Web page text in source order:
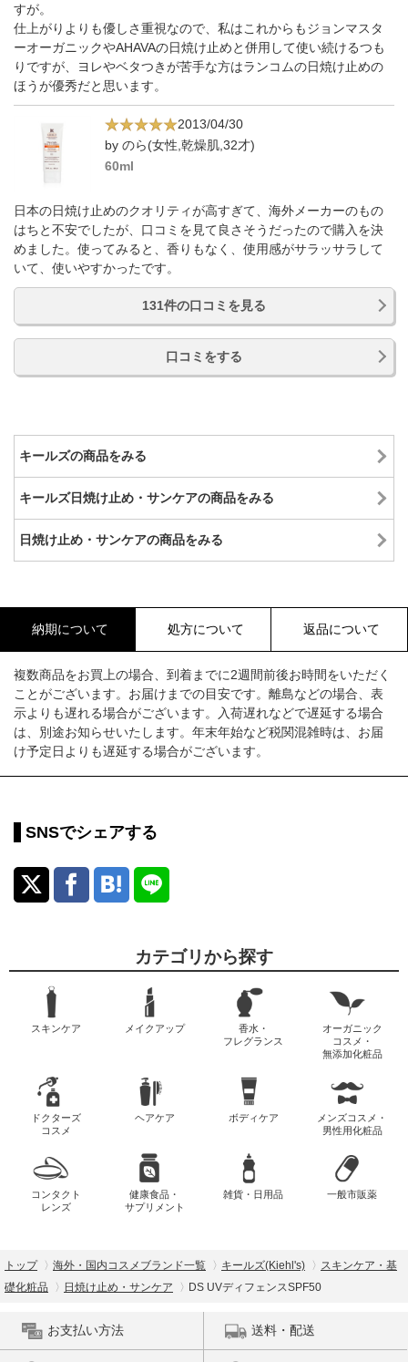
すが。
仕上がりよりも優しさ重視なので、私はこれからもジョンマスタ
ーオーガニックやAHAVAの日焼け止めと併用して使い続けるつも
りですが、ヨレやベタつきが苦手な方はランコムの日焼け止めの
ほうが優秀だと思います。
2013/04/30
by のら(女性,乾燥肌,32才)
60ml
日本の日焼け止めのクオリティが高すぎて、海外メーカーのもの
はちと不安でしたが、口コミを見て良さそうだったので購入を決
めました。使ってみると、香りもなく、使用感がサラッサラして
いて、使いやすかったです。
131件の口コミを見る
口コミをする
キールズの商品をみる
キールズ日焼け止め・サンケアの商品をみる
日焼け止め・サンケアの商品をみる
納期について 処方について 返品について
複数商品をお買上の場合、到着までに2週間前後お時間をいただく
ことがございます。お届けまでの目安です。離島などの場合、表
示よりも遅れる場合がございます。入荷遅れなどで遅延する場合
は、別途お知らせいたします。年末年始など税関混雑時は、お届
け予定日よりも遅延する場合がございます。
SNSでシェアする
カテゴリから探す
スキンケア メイクアップ
香水・
フレグランス
オーガニック
コスメ・
無添加化粧品
ドクターズ
コスメ
ヘアケア ボディケア
メンズコスメ・
男性用化粧品
コンタクト
レンズ
健康食品・
サプリメント
雑貨・日用品 一般市販薬
トップ 海外・国内コスメブランド一覧 キールズ(Kiehl's)
スキンケア・基
礎化粧品
日焼け止め・サンケア DS UVディフェンスSPF50
お支払い方法 送料・配送